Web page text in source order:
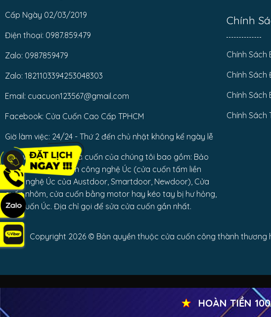
Cấp Ngày 02/03/2019
Điện thoại: 0987.859.479
Zalo: 0987859479
Zalo: 1821103394253048303
Email: cuacuon123567@gmail.com
Facebook: Cửa Cuốn Cao Cấp TPHCM
Giờ làm việc: 24/24 - Thứ 2 đến chủ nhật không kể ngày lễ
Dịch vụ sửa chữa cửa cuốn của chúng tôi bao gồm: Bảo
trì các loại cửa cuốn công nghệ Úc (cửa cuốn tấm liền
công nghệ Úc của Austdoor, Smartdoor, Newdoor), Cửa
cuốn nhôm, cửa cuốn bằng motor hay kéo tay bị hư hỏng,
cửa cuốn Úc. Địa chỉ gọi để sửa cửa cuốn gần nhất.
Chính
Chính Sách
Chính Sách
Chính Sách
Chính Sách
Copyright 2026 © Bản quyền thuộc cửa cuốn công thành
HOÀN TIỀN 100%